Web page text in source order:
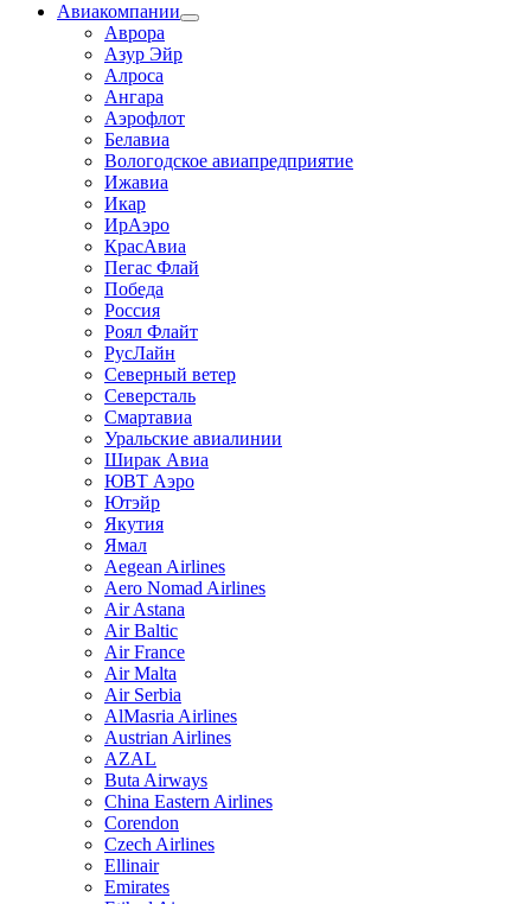
Авиакомпании
Аврора
Азур Эйр
Алроса
Ангара
Аэрофлот
Белавиа
Вологодское авиапредприятие
Ижавиа
Икар
ИрАэро
КрасАвиа
Пегас Флай
Победа
Россия
Роял Флайт
РусЛайн
Северный ветер
Северсталь
Смартавиа
Уральские авиалинии
Ширак Авиа
ЮВТ Аэро
Ютэйр
Якутия
Ямал
Aegean Airlines
Aero Nomad Airlines
Air Astana
Air Baltic
Air France
Air Malta
Air Serbia
AlMasria Airlines
Austrian Airlines
AZAL
Buta Airways
China Eastern Airlines
Corendon
Czech Airlines
Ellinair
Emirates